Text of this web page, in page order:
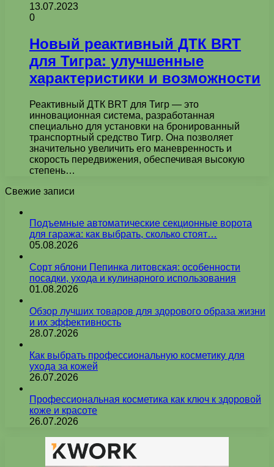
13.07.2023
0
Новый реактивный ДТК BRT
для Тигра: улучшенные
характеристики и возможности
Реактивный ДТК BRT для Тигр — это
инновационная система, разработанная
специально для установки на бронированный
транспортный средство Тигр. Она позволяет
значительно увеличить его маневренность и
скорость передвижения, обеспечивая высокую
степень…
Свежие записи
Подъемные автоматические секционные ворота
для гаража: как выбрать, сколько стоят…
05.08.2026
Сорт яблони Пепинка литовская: особенности
посадки, ухода и кулинарного использования
01.08.2026
Обзор лучших товаров для здорового образа жизни
и их эффективность
28.07.2026
Как выбрать профессиональную косметику для
ухода за кожей
26.07.2026
Профессиональная косметика как ключ к здоровой
коже и красоте
26.07.2026